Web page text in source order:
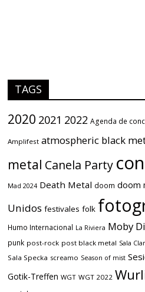
TAGS
2020 2021 2022 Agenda de
Amplifest atmospheric black
metal Canela Party
Mad 2024 Death Metal doom doom
Unidos festivales folk
Humo Internacional La Riviera Moby
punk post-rock post black metal Sala
Sala Specka screamo Season of mist
Gotik-Treffen WGT WGT 2022